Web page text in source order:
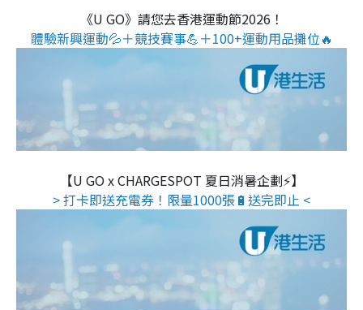
《U GO》請您去香港運動節2026！
體驗新興運動💦＋競技賽事💪＋100+運動用品攤位🔥
【U GO x CHARGESPOT 夏日消暑企劃⚡】
> 打卡即送充電券！限量1000張🔋送完即止 <